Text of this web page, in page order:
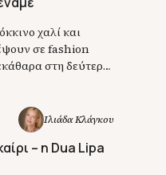
χαλί και
σε fashion
στη δεύτερη
Ιλιάδα Κλάγκου
– η Dua Lipa